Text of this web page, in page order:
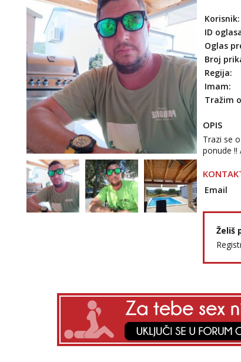
Korisnik:
ID
Oglas
Broj
Regija:
Imam:
Tražim
OPIS
Trazi se
ponude !!
Email
Želiš